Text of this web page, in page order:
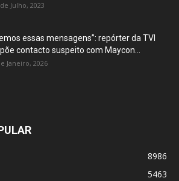
Julho, 2023
essas mensagens”: repórter da TVI
contacto suspeito com Maycon...
Janeiro, 2026
8986
5463